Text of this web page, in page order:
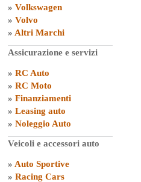
» Volkswagen
» Volvo
» Altri Marchi
Assicurazione e servizi
» RC Auto
» RC Moto
» Finanziamenti
» Leasing auto
» Noleggio Auto
Veicoli e accessori auto
» Auto Sportive
» Racing Cars